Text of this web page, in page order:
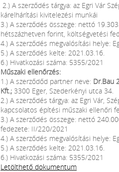
2.) A szerződés tárgya: az Egri Vár
kárelhárítási kivitelezési munkái
3.) A szerződés összege: nettó
hétszázhetven forint, költségvetési
4.) A szerződés megvalósítási helye:
5.) A szerződés kelte: 2021.03.16.
6.) Hivatkozási száma: 5355/2021
Műszaki ellenőrzés:
1.) A szerződőd partner neve: Dr.Bau
Kft.; 3300 Eger, Szederkényi utca 34.
2.) A szerződés tárgya: az Egri Vár,
kapcsolatos építési műszaki ellenőri
3.) A szerződés összege: nettó
fedezete: II/220/2021
4.) A szerződés megvalósítási helye:
5.) A szerződés kelte: 2021.03.16.
6.) Hivatkozási száma: 5355/2021
Letölthető dokumentum